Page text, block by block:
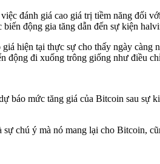
đánh giá cao giá trị tiềm năng đối
động gia tăng dẫn đến sự kiện
hiện tại thực sự cho thấy ngày
động đi xuống trông giống như điều
báo mức tăng giá của Bitcoin sau
chú ý mà nó mang lại cho Bitcoin,